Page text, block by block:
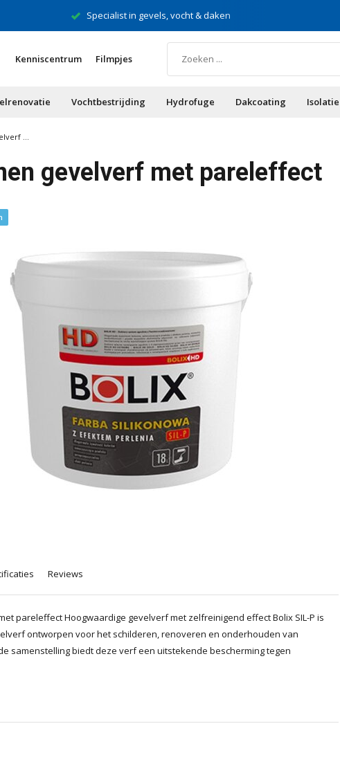
Specialist in gevels, vocht & daken
Kenniscentrum Filmpjes
Vochtbestrijding Hydrofuge Dakcoating Isolatie
...
gevelverf met pareleffect
Reviews
pareleffect Hoogwaardige gevelverf met zelfreinigend effect Bolix SIL-P is
ontworpen voor het schilderen, renoveren en onderhouden van
samenstelling biedt deze verf een uitstekende bescherming tegen